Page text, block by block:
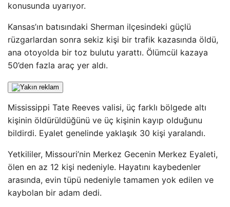
konusunda uyarıyor.
Kansas’ın batısındaki Sherman ilçesindeki güçlü
rüzgarlardan sonra sekiz kişi bir trafik kazasında öldü,
ana otoyolda bir toz bulutu yarattı. Ölümcül kazaya
50’den fazla araç yer aldı.
Mississippi Tate Reeves valisi, üç farklı bölgede altı
kişinin öldürüldüğünü ve üç kişinin kayıp olduğunu
bildirdi. Eyalet genelinde yaklaşık 30 kişi yaralandı.
Yetkililer, Missouri’nin Merkez Gecenin Merkez Eyaleti,
ölen en az 12 kişi nedeniyle. Hayatını kaybedenler
arasında, evin tüpü nedeniyle tamamen yok edilen ve
kaybolan bir adam dedi.